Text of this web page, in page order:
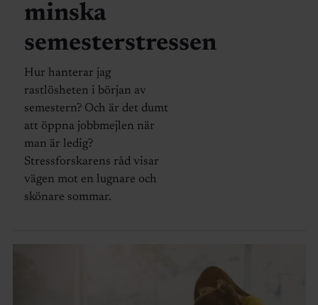
minska
semesterstressen
Hur hanterar jag
rastlösheten i början av
semestern? Och är det dumt
att öppna jobbmejlen när
man är ledig?
Stressforskarens råd visar
vägen mot en lugnare och
skönare sommar.